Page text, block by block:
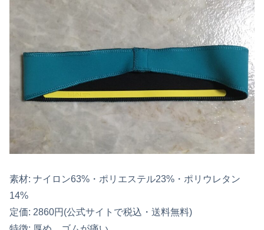
素材: ナイロン63%・ポリエステル23%・ポリウレタン
14%
定価: 2860円(公式サイトで税込・送料無料)